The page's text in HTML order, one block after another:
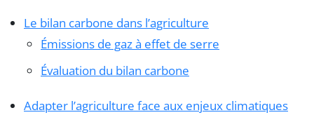
Le bilan carbone dans l’agriculture
Émissions de gaz à effet de serre
Évaluation du bilan carbone
Adapter l’agriculture face aux enjeux climatiques